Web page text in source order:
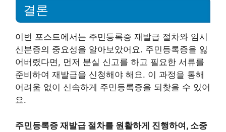
결론
이번 포스트에서는 주민등록증 재발급 절차와 임시
신분증의 중요성을 알아보았어요. 주민등록증을 잃
어버렸다면, 먼저 분실 신고를 하고 필요한 서류를
준비하여 재발급을 신청해야 해요. 이 과정을 통해
어려움 없이 신속하게 주민등록증을 되찾을 수 있어
요.
주민등록증 재발급 절차를 원활하게 진행하여, 소중